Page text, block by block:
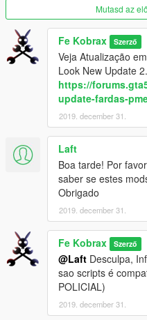
3- folder CONFIGURACAO
folder "data" extract
local: C: > Program Files
common > Grand Theft Auto
- [opcional]
open folder
UltimateBackup to
local C: > Program Files
common > Grand Theft Auto
New Models
Mutasd az
Fe Kobrax Szerző
Veja Atualização
Look New Update
https://
update-fardas-
2019. december 31.
Laft
Boa tarde! Por
saber se estes
Obrigado
2019. december 31.
Fe Kobrax Szerző
@Laft Desculpa,
sao scripts é
POLICIAL)
2019. december 31.